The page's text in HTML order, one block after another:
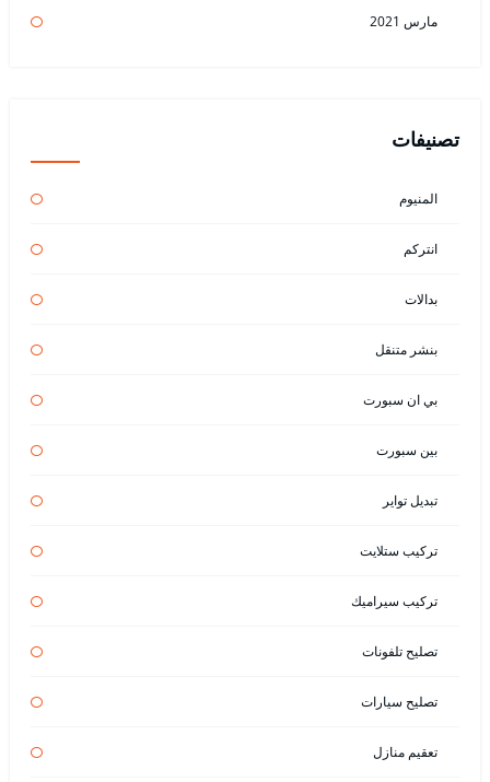
مارس 2021
تصنيفات
المنيوم
انتركم
بدالات
بنشر متنقل
بي ان سبورت
بين سبورت
تبديل تواير
تركيب ستلايت
تركيب سيراميك
تصليح تلفونات
تصليح سيارات
تعقيم منازل